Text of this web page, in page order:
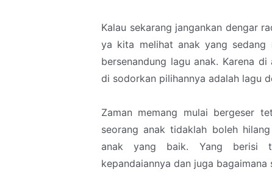
Kalau sekarang jangankan dengar
ya kita melihat anak yang sedang
bersenandung lagu anak. Karena
di sodorkan pilihannya adalah lagu
Zaman memang mulai bergeser
seorang anak tidaklah boleh
anak yang baik. Yang berisi
kepandaiannya dan juga